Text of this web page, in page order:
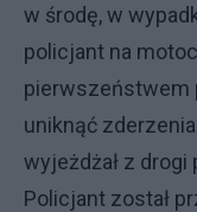
w środę, w
policjant na
pierwszeństwem
uniknąć
wyjeżdżał z drogi
Policjant został